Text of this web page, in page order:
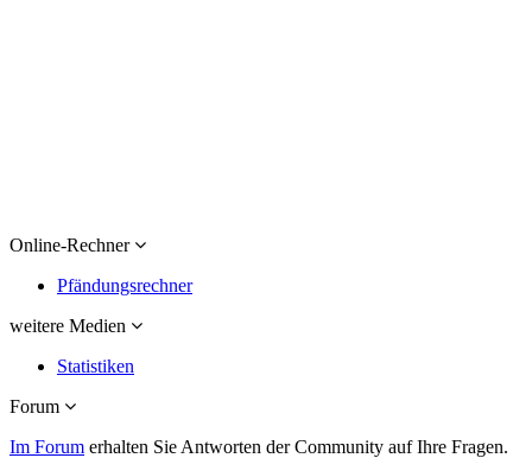
Online-Rechner
Pfändungsrechner
weitere Medien
Statistiken
Forum
Im Forum erhalten Sie Antworten der Community auf Ihre Fragen.